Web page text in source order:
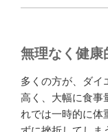
無理なく健康
多くの方が、ダイ
高く、大幅に食事
れでは一時的に体